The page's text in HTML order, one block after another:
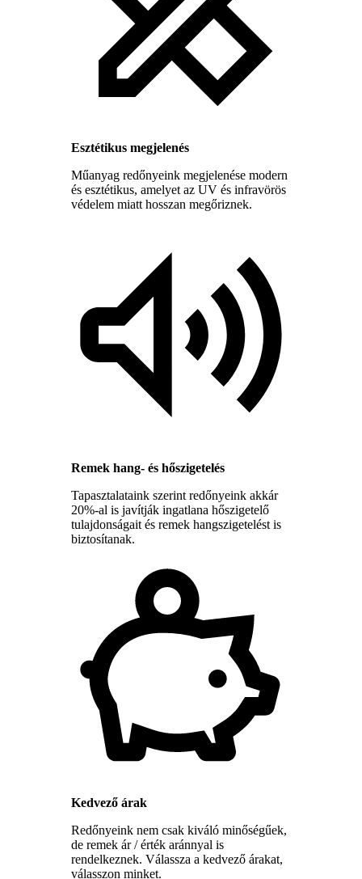
Esztétikus megjelenés
Műanyag redőnyeink megjelenése modern
és esztétikus, amelyet az UV és infravörös
védelem miatt hosszan megőriznek.
Remek hang- és hőszigetelés
Tapasztalataink szerint redőnyeink akkár
20%-al is javítják ingatlana hőszigetelő
tulajdonságait és remek hangszigetelést is
biztosítanak.
Kedvező árak
Redőnyeink nem csak kiváló minőségűek,
de remek ár / érték aránnyal is
rendelkeznek. Válassza a kedvező árakat,
válasszon minket.